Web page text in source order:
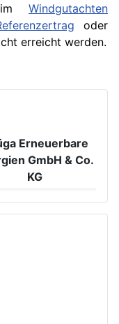
Windgutachten
oder
erreicht werden.
Erneuerbare
GmbH & Co.
KG